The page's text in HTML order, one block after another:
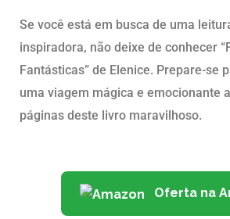
Se você está em busca de uma
inspiradora, não deixe de conhecer
Fantásticas” de Elenice. Prepare-se
uma viagem mágica e emocionante
páginas deste livro maravilhoso.
Oferta na